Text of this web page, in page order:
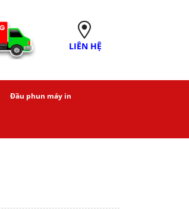
LIÊN HỆ
Đầu phun máy in